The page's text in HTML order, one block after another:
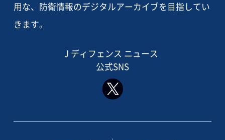
用な、防衛情報のデジタルアーカイブを目指してい
きます。
J ディフェンス ニュース
公式SNS